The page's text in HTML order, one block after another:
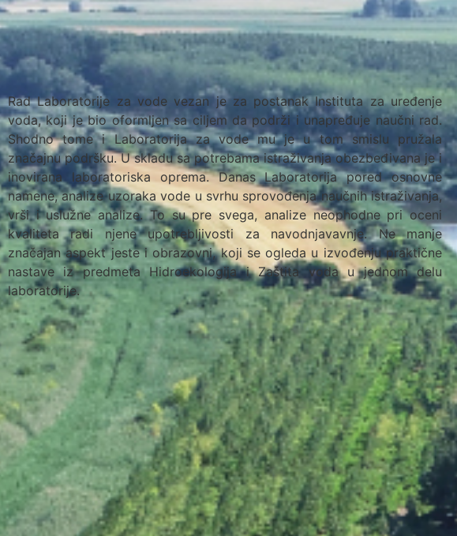
Rad Laboratorije za vode vezan je za postanak Instituta za uređenje
voda, koji je bio oformljen sa ciljem da podrži i unapređuje naučni rad.
Shodno tome i Laboratorija za vode mu je u tom smislu pružala
značajnu podršku. U skladu sa potrebama istraživanja obezbeđivana je i
inovirana laboratoriska oprema. Danas Laboratorija pored osnovne
namene, analize uzoraka vode u svrhu sprovođenja naučnih istraživanja,
vrši i uslužne analize. To su pre svega, analize neophodne pri oceni
kvaliteta radi njene upotrebljivosti za navodnjavavnje. Ne manje
značajan aspekt jeste i obrazovni, koji se ogleda u izvođenju praktične
nastave iz predmeta Hidroekologija i Zaštita voda u jednom delu
laboratorije.